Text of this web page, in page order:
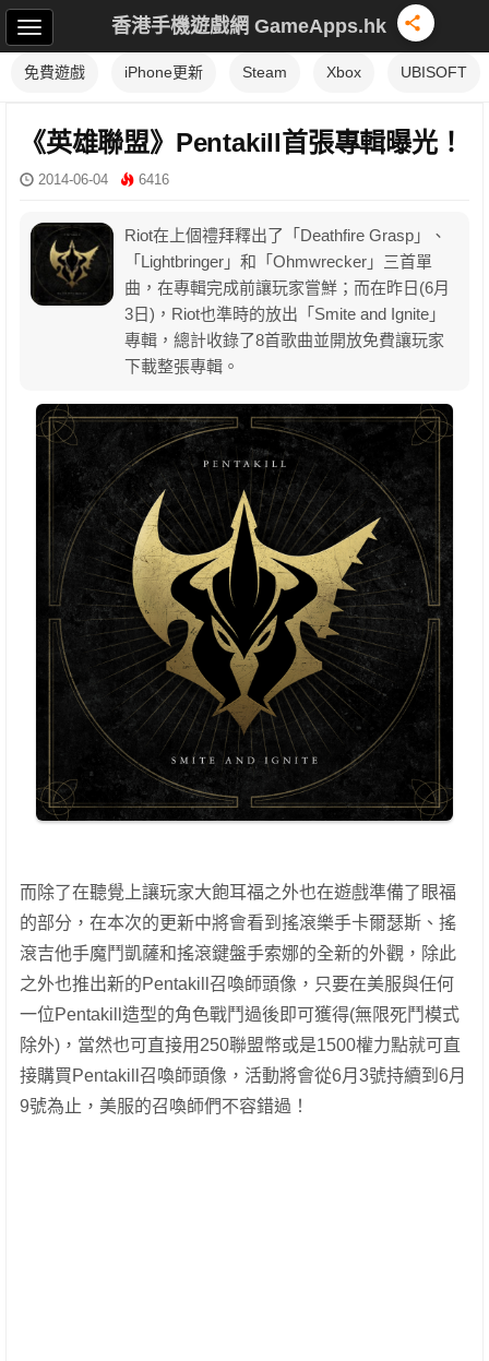
香港手機遊戲網 GameApps.hk
免費遊戲 iPhone更新 Steam Xbox UBISOFT
《英雄聯盟》Pentakill首張專輯曝光！
2014-06-04 6416
Riot在上個禮拜釋出了「Deathfire Grasp」、
「Lightbringer」和「Ohmwrecker」三首單
曲，在專輯完成前讓玩家嘗鮮；而在昨日(6月
3日)，Riot也準時的放出「Smite and Ignite」
專輯，總計收錄了8首歌曲並開放免費讓玩家
下載整張專輯。
而除了在聽覺上讓玩家大飽耳福之外也在遊戲準備了眼福
的部分，在本次的更新中將會看到搖滾樂手卡爾瑟斯、搖
滾吉他手魔鬥凱薩和搖滾鍵盤手索娜的全新的外觀，除此
之外也推出新的Pentakill召喚師頭像，只要在美服與任何
一位Pentakill造型的角色戰鬥過後即可獲得(無限死鬥模式
除外)，當然也可直接用250聯盟幣或是1500權力點就可直
接購買Pentakill召喚師頭像，活動將會從6月3號持續到6月
9號為止，美服的召喚師們不容錯過！